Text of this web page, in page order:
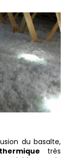
du basalte,
très